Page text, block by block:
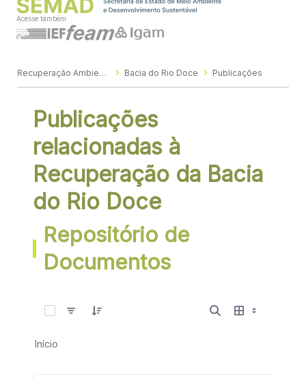
Acesse também
Recuperação Ambiental Bacia do Rio Doce Publicações
Publicações
relacionadas à
Recuperação da Bacia
do Rio Doce
Repositório de
Documentos
Início